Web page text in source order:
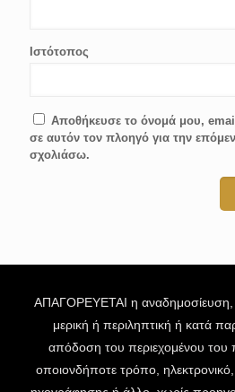
Ιστότοπος
Αποθήκευσε το όνομά μου,
σε αυτόν τον πλοηγό για την
σχολιάσω.
ΑΠΑΓΟΡΕΥΕΤΑΙ η αναδημοσίευση,
μερική ή περιληπτική ή κατά
απόδοση του περιεχομένου του
οποιονδήποτε τρόπο,